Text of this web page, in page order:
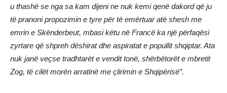
u thashë se nga sa kam dijeni ne nuk kemi qenë dakord që ju
të pranoni propozimin e tyre për të emërtuar atë shesh me
emrin e Skënderbeut, mbasi këtu në Francë ka një përfaqësi
zyrtare që shpreh dëshirat dhe aspiratat e popullit shqiptar. Ata
nuk janë veçse tradhtarët e vendit tonë, shërbëtorët e mbretit
Zog, të cilët morën arratinë me çlirimin e Shqipërisë”.